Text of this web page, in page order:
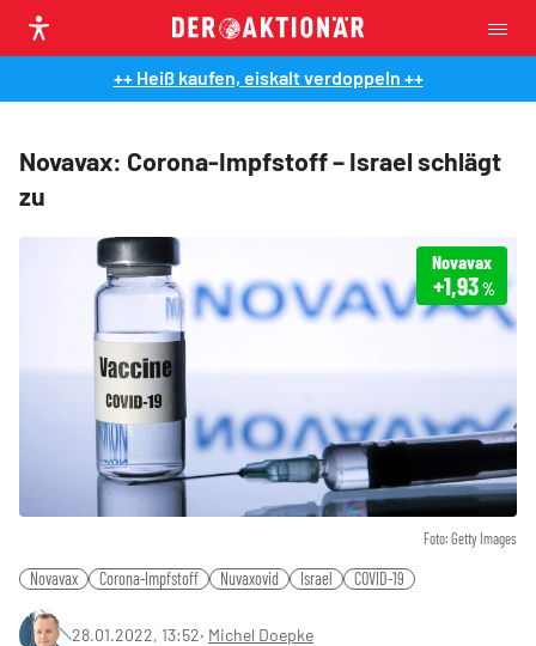
++ Heiß kaufen, eiskalt verdoppeln ++
Novavax: Corona-Impfstoff – Israel schlägt
zu
Foto: Getty Images
Novavax
+1,93%
Novavax Corona-Impfstoff Nuvaxovid Israel COVID-19
28.01.2022, 13:52‧ Michel Doepke